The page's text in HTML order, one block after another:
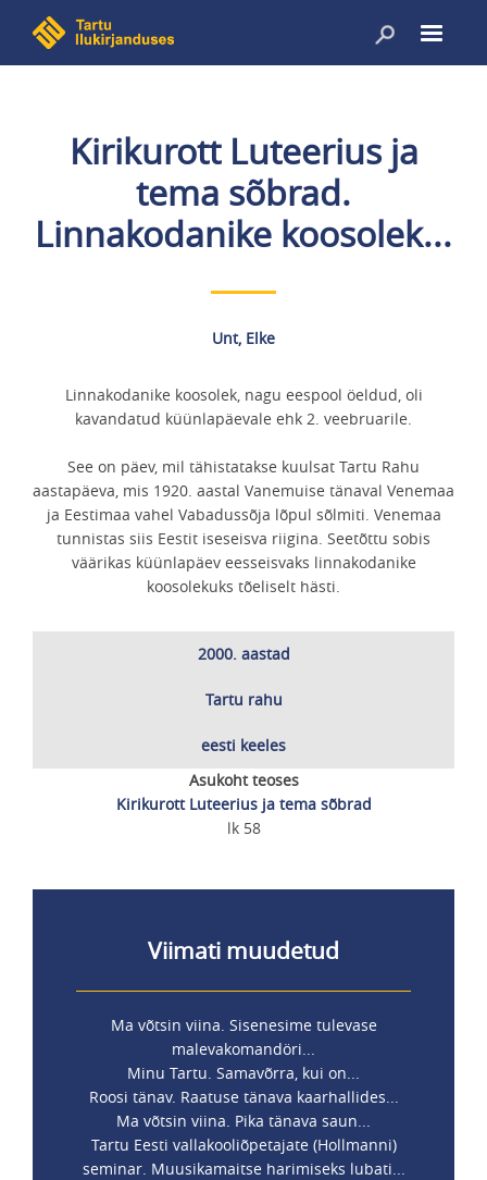
edasi
Kirikurott Luteerius ja
tema sõbrad.
Linnakodanike koosolek...
Unt, Elke
Linnakodanike koosolek, nagu eespool öeldud, oli
kavandatud küünlapäevale ehk 2. veebruarile.
See on päev, mil tähistatakse kuulsat Tartu Rahu
aastapäeva, mis 1920. aastal Vanemuise tänaval Venemaa
ja Eestimaa vahel Vabadussõja lõpul sõlmiti. Venemaa
tunnistas siis Eestit iseseisva riigina. Seetõttu sobis
väärikas küünlapäev eesseisvaks linnakodanike
koosolekuks tõeliselt hästi.
2000. aastad
Tartu rahu
eesti keeles
Asukoht teoses
Kirikurott Luteerius ja tema sõbrad
lk 58
Viimati muudetud
Ma võtsin viina. Sisenesime tulevase
malevakomandöri...
Minu Tartu. Samavõrra, kui on...
Roosi tänav. Raatuse tänava kaarhallides...
Ma võtsin viina. Pika tänava saun...
Tartu Eesti vallakooliõpetajate (Hollmanni)
seminar. Muusikamaitse harimiseks lubati...